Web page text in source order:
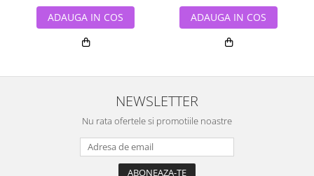
ADAUGA IN COS ADAUGA IN COS
NEWSLETTER
Nu rata ofertele si promotiile noastre